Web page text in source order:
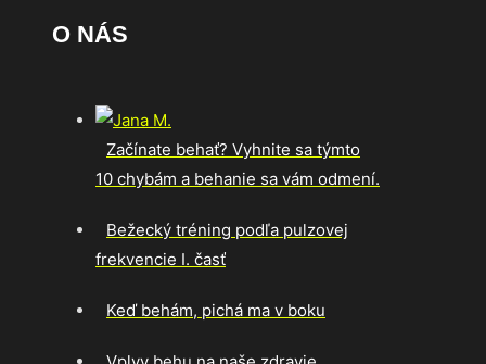
O NÁS
Začínate behať? Vyhnite sa týmto
10 chybám a behanie sa vám odmení.
Bežecký tréning podľa pulzovej
frekvencie I. časť
Keď behám, pichá ma v boku